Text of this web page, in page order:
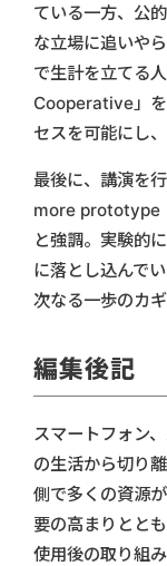
ている一方、公
な立場に追いや
で生計を立てる
Cooperative」を
セスを可能にし
最後に、講演を
more prototype
と強調。実験的
に落とし込んで
次なる一歩のカ
編集後記
スマートフォン
の生活から切り
側で多くの資源
要の高まりとと
使用後の取り組